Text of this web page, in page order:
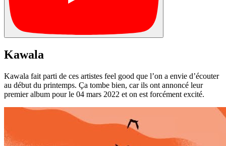
Kawala
Kawala fait parti de ces artistes feel good que l’on a envie d’écouter
au début du printemps. Ça tombe bien, car ils ont annoncé leur
premier album pour le 04 mars 2022 et on est forcément excité.